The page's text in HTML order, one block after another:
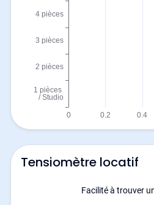
Tensiomètre locatif
Facilité à trouver